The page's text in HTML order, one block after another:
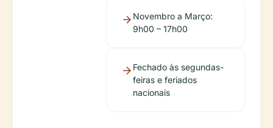
Novembro a Março:
9h00 – 17h00
Fechado às segundas-
feiras e feriados
nacionais